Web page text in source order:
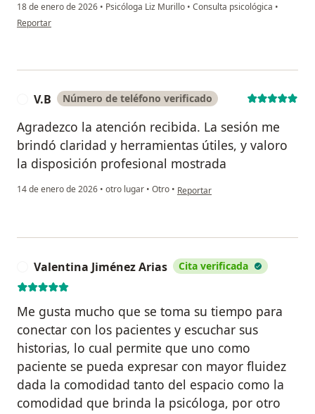
18 de enero de 2026 • Psicóloga Liz Murillo • Consulta psicológica •
en opinión del usuario Carolina
Reportar
V.B Número de teléfono verificado
Agradezco la atención recibida. La sesión me
brindó claridad y herramientas útiles, y valoro
la disposición profesional mostrada
14 de enero de 2026 • otro lugar • Otro • en opinión del usuario V.B
Reportar
Valentina Jiménez Arias Cita verificada
Me gusta mucho que se toma su tiempo para
conectar con los pacientes y escuchar sus
historias, lo cual permite que uno como
paciente se pueda expresar con mayor fluidez
dada la comodidad tanto del espacio como la
comodidad que brinda la psicóloga, por otro